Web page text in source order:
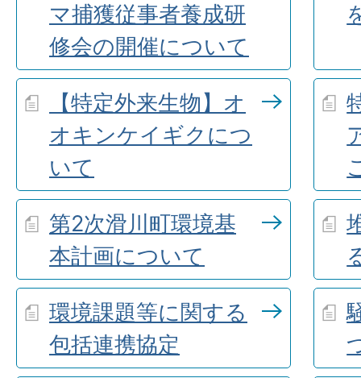
マ捕獲従事者養成研
修会の開催について
【特定外来生物】オ
オキンケイギクにつ
いて
第2次滑川町環境基
本計画について
環境課題等に関する
包括連携協定